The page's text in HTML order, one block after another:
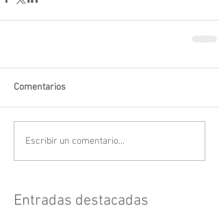
Comentarios
Escribir un comentario...
Entradas destacadas